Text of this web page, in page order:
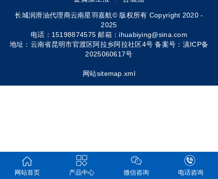
长城润滑油代理商云南星羽嘉航© 版权所有 Copyright 2020 -
2025
电话：15198874575 邮箱：ihuabiying@sina.com
地址：云南省昆明市官渡区阿拉乡阿拉社区4号 备案号： 滇ICP备
2025060617号
网站sitemap.xml
网站首页 产品中心 微信咨询 电话咨询